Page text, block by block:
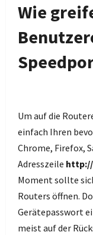
Wie
Um auf die
einfach Ihren
Chrome, Firefox,
Adresszeile
Moment sollte
Routers öffnen.
Gerätepasswort
meist auf der